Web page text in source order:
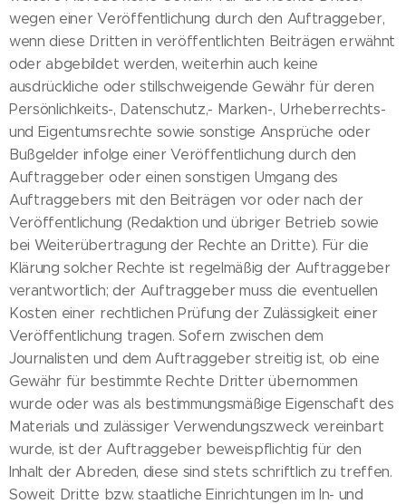
wegen einer Veröffentlichung durch den Auftraggeber,
wenn diese Dritten in veröffentlichten Beiträgen erwähnt
oder abgebildet werden, weiterhin auch keine
ausdrückliche oder stillschweigende Gewähr für deren
Persönlichkeits-, Datenschutz,- Marken-, Urheberrechts-
und Eigentumsrechte sowie sonstige Ansprüche oder
Bußgelder infolge einer Veröffentlichung durch den
Auftraggeber oder einen sonstigen Umgang des
Auftraggebers mit den Beiträgen vor oder nach der
Veröffentlichung (Redaktion und übriger Betrieb sowie
bei Weiterübertragung der Rechte an Dritte). Für die
Klärung solcher Rechte ist regelmäßig der Auftraggeber
verantwortlich; der Auftraggeber muss die eventuellen
Kosten einer rechtlichen Prüfung der Zulässigkeit einer
Veröffentlichung tragen. Sofern zwischen dem
Journalisten und dem Auftraggeber streitig ist, ob eine
Gewähr für bestimmte Rechte Dritter übernommen
wurde oder was als bestimmungsmäßige Eigenschaft des
Materials und zulässiger Verwendungszweck vereinbart
wurde, ist der Auftraggeber beweispflichtig für den
Inhalt der Abreden, diese sind stets schriftlich zu treffen.
Soweit Dritte bzw. staatliche Einrichtungen im In- und